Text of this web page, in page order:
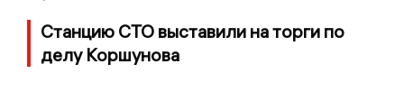
Станцию СТО выставили на торги по
делу Коршунова